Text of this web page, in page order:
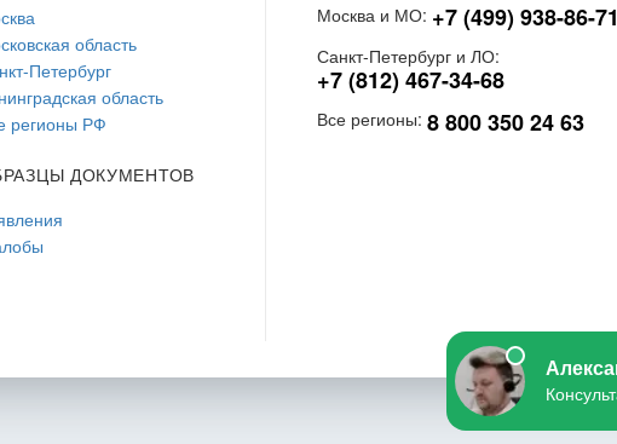
область
Петербург
область
регионы РФ
ДОКУМЕНТОВ
Москва и МО: +7 (499) 938-86-71
Санкт-Петербург и ЛО:
+7 (812) 467-34-68
Все регионы:8 800 350 24 63